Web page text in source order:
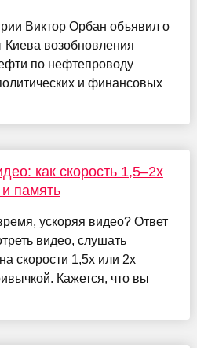
Виктор Орбан объявил о
Киева возобновления
по нефтепроводу
и финансовых
как скорость 1,5–2x
память
ускоряя видео? Ответ
видео, слушать
скорости 1,5x или 2x
Кажется, что вы